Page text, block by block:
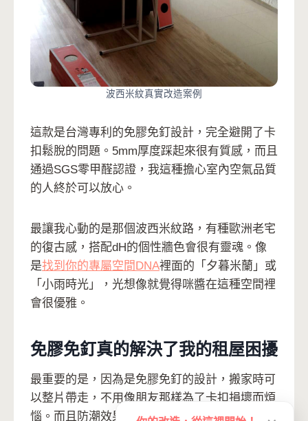
波西米紋真實改造案例
這款是台灣專利的免膠免釘設計，完全避開了卡
扣鬆脫的問題。5mm厚度踩起來很有質感，而且
通過SGS零甲醛認證，我這種擔心室內空氣品質
的人終於可以放心。
最讓我心動的是那個波西米紋路，有種歐洲老宅
的復古感，搭配dH的個性牆色會很有靈魂。像
是找到你的專屬空間DNA裡面的「夕暮米蘭」或
「小雨時光」，光想像就覺得咪醬在這種空間裡
會很優雅。
免膠免釘真的解決了我的租屋困擾
最重要的是，因為是免膠免釘的設計，搬家時可
以整片帶走，不用像朋友那樣為了卡扣損壞而煩
惱。而且防潮效果也比較好，不會像卡扣式那樣